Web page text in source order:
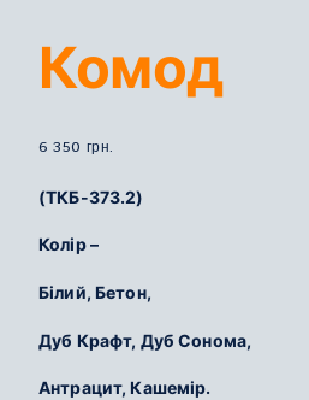
Комод
6 350 грн.
(ТКБ-373.2)
Колір –
Білий, Бетон,
Дуб Крафт, Дуб Сонома,
Антрацит, Кашемір.